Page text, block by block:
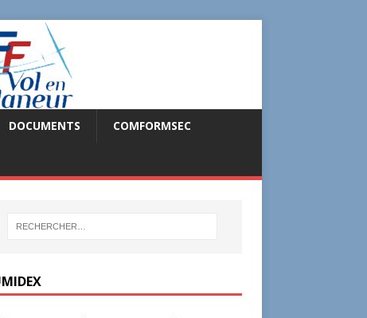
DOCUMENTS COMFORMSEC